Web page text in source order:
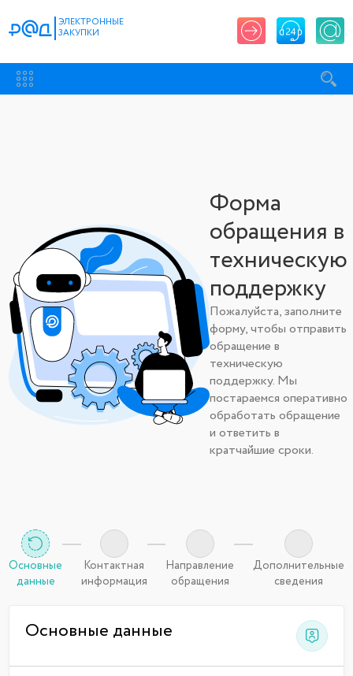
ЭЛЕКТРОННЫЕ
ЗАКУПКИ
Форма
обращения в
техническую
поддержку
Пожалуйста, заполните
форму, чтобы отправить
обращение в
техническую
поддержку. Мы
постараемся оперативно
обработать обращение
и ответить в
кратчайшие сроки.
Основные
данные
Контактная
информация
Направление
обращения
Дополнительные
сведения
Основные данные